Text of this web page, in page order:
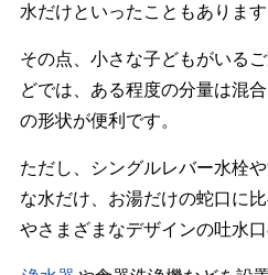
水だけといったこともあります
その点、小さな子どもがいる
どでは、ある程度の分量は混
の形状が便利です。
ただし、シングルレバー水栓
な水だけ、お湯だけの蛇口に
やさまざまなデザインの吐水口